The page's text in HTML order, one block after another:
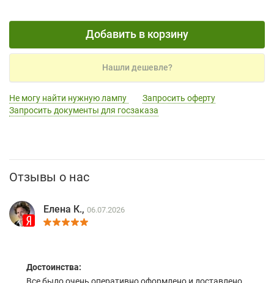
Добавить в корзину
Нашли дешевле?
Не могу найти нужную лампу
Запросить оферту
Запросить документы для госзаказа
Отзывы о нас
Елена К., 06.07.2026
Достоинства: